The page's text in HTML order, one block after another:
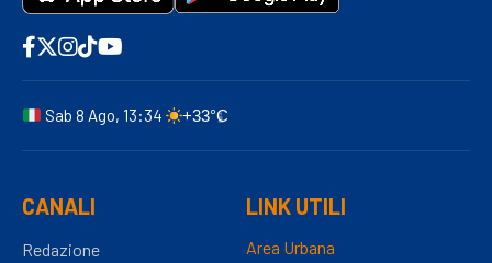
Sab 8 Ago, 13:34 +33°C
CANALI
Redazione
LINK UTILI
Area Urbana